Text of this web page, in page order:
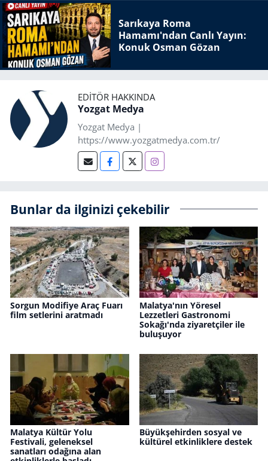
Sarıkaya Roma
Hamamı'ndan Canlı Yayın:
Konuk Osman Gözan
EDITÖR HAKKINDA
Yozgat Medya
Yozgat Medya |
https://www.yozgatmedya.com.tr/
Bunlar da ilginizi çekebilir
Sorgun Modifiye Araç Fuarı
film setlerini aratmadı
Malatya'nın Yöresel
Lezzetleri Gastronomi
Sokağı'nda ziyaretçiler ile
buluşuyor
Malatya Kültür Yolu
Festivali, geleneksel
sanatları odağına alan
Büyükşehirden sosyal ve
kültürel etkinliklere destek